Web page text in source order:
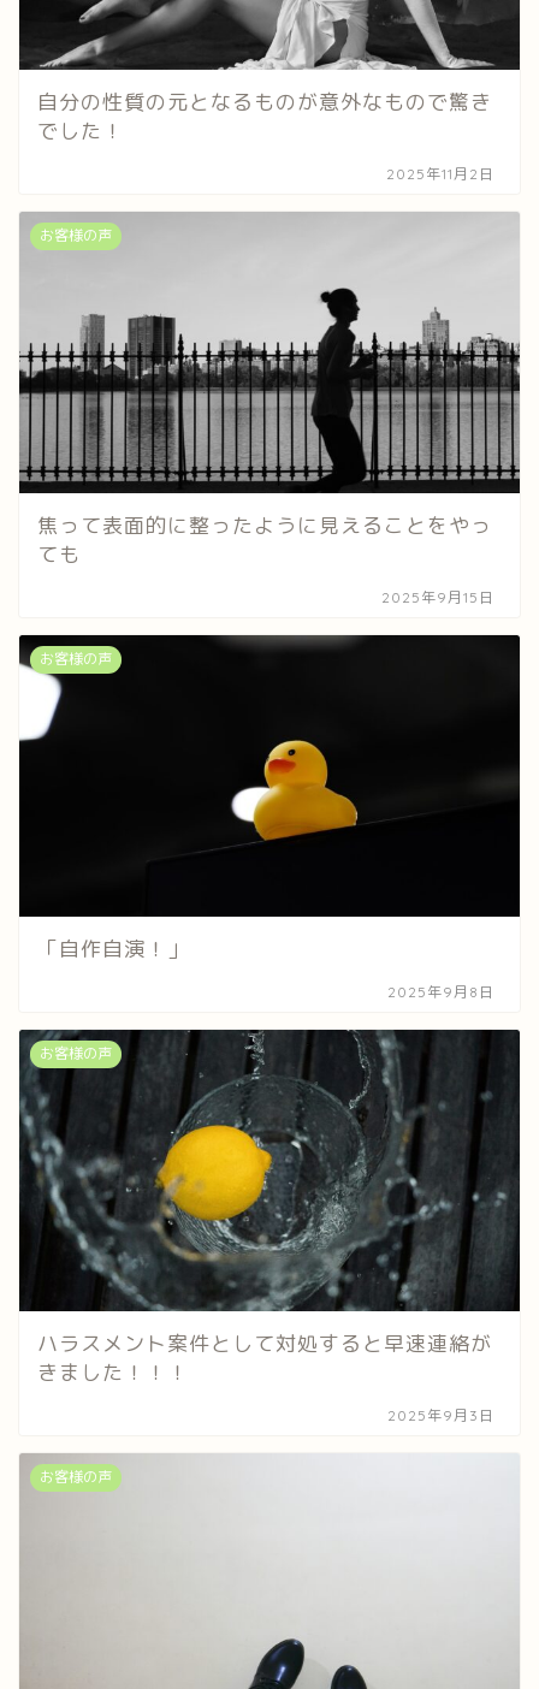
自分の性質の元となるものが意外なもので驚き
でした！
2025年11月2日
お客様の声
焦って表面的に整ったように見えることをやっ
ても
2025年9月15日
お客様の声
「自作自演！」
2025年9月8日
お客様の声
ハラスメント案件として対処すると早速連絡が
きました！！！
2025年9月3日
お客様の声